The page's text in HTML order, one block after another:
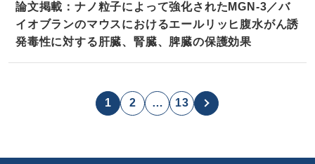
論文掲載：ナノ粒子によって強化されたMGN-3／バ
イオブランのマウスにおけるエールリッヒ腹水がん誘
発毒性に対する肝臓、腎臓、脾臓の保護効果
1 2 … 13